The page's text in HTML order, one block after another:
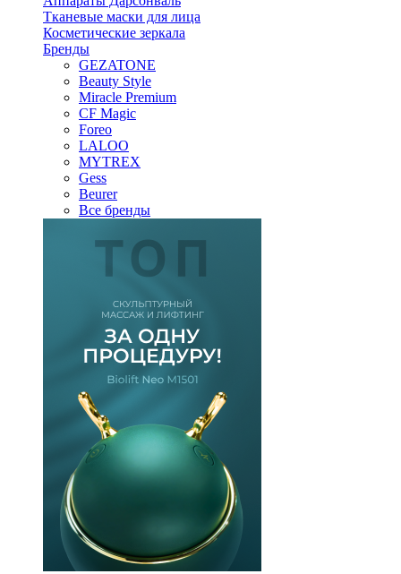
Тканевые маски для лица
Косметические зеркала
Бренды
GEZATONE
Beauty Style
Miracle Premium
CF Magic
Foreo
LALOO
MYTREX
Gess
Beurer
Все бренды